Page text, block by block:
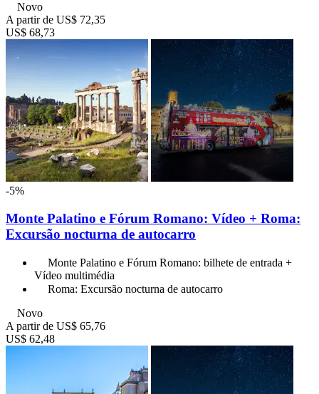
Novo
A partir de US$ 72,35
US$ 68,73
-5%
Monte Palatino e Fórum Romano: Vídeo + Roma:
Excursão nocturna de autocarro
Monte Palatino e Fórum Romano: bilhete de entrada +
Vídeo multimédia
Roma: Excursão nocturna de autocarro
Novo
A partir de US$ 65,76
US$ 62,48